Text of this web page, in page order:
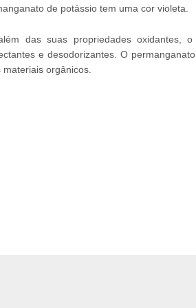
de potássio tem uma cor violeta.
das suas propriedades oxidantes,
e desodorizantes. O
materiais orgânicos.